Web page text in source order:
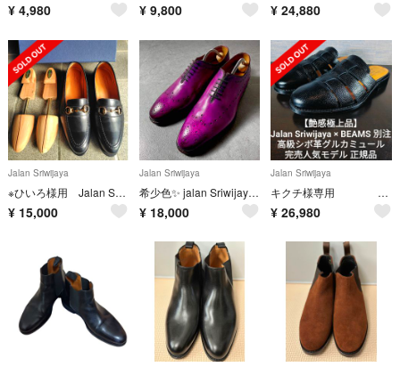
¥ 4,980 ¥ 9,800 ¥ 24,880
Jalan Sriwijaya
※ひいろ様用 Jalan Sriwijaya ビットローファー【限定商品】
¥ 15,000
Jalan Sriwijaya
希少色✨️ jalan Sriwijaya セミブローグ パティーヌ 革靴 紫
¥ 18,000
Jalan Sriwijaya
キクチ様専用 Jalan Sriwijaya
¥ 26,980